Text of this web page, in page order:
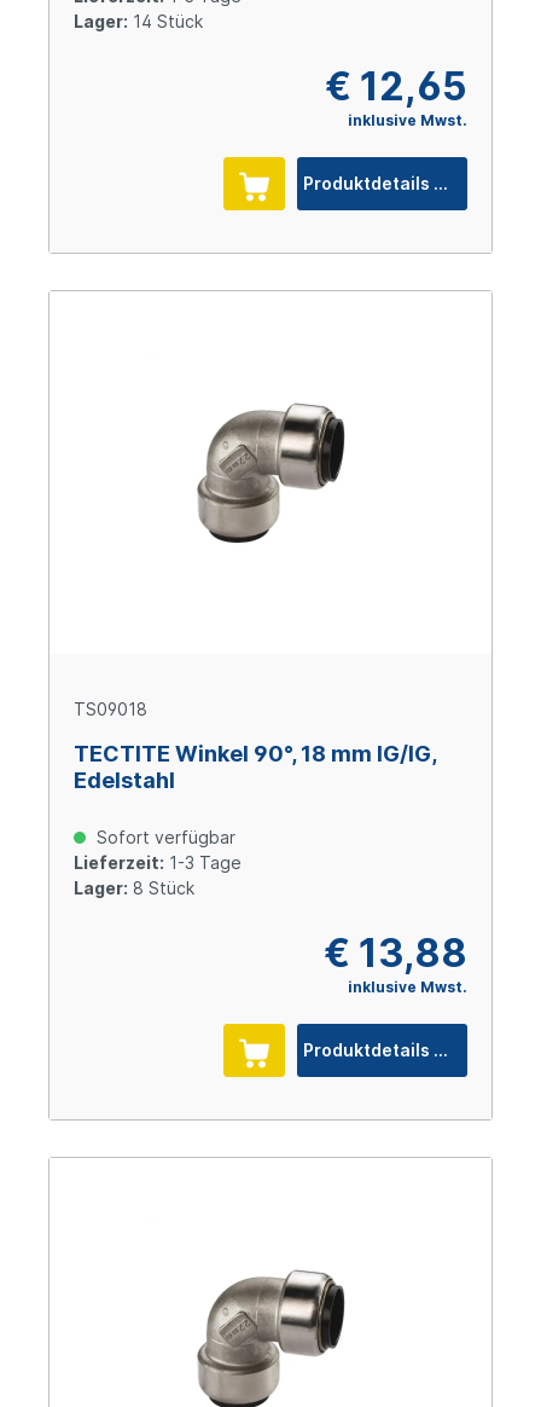
Lager: 14 Stück
€ 12,65
inklusive Mwst.
Produktdetails
TS09018
TECTITE Winkel 90°, 18 mm IG/IG,
Edelstahl
Sofort verfügbar
Lieferzeit: 1-3 Tage
Lager: 8 Stück
€ 13,88
inklusive Mwst.
Produktdetails